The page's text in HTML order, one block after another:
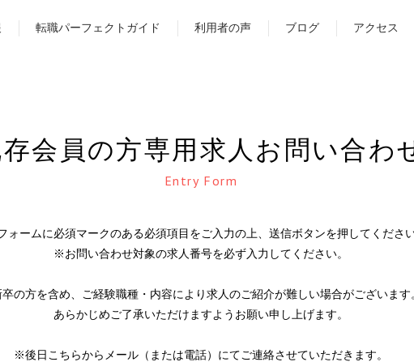
転職パーフェクトガイド 利用者の声 ブログ アクセス
存会員の方専用 求人お問い合わ
Entry Form
ォームに必須マークのある必須項目をご入力の上、送信ボタンを押してください
※お問い合わせ対象の求人番号を必ず入力してください。
の方を含め、ご経験職種・内容により求人のご紹介が難しい場合がございます
あらかじめご了承いただけますようお願い申し上げます。
※後日こちらからメール（または電話）にてご連絡させていただきます。